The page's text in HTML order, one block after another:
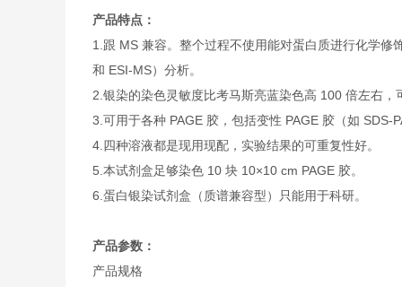
产品特点：
1.跟 MS 兼容。整个过程不使用能对蛋白质进行化学
和 ESI-MS）分析。
2.银染的染色灵敏度比考马斯亮蓝染色高 100 倍左右
3.可用于各种 PAGE 胶，包括变性 PAGE 胶（如
4.四种溶液都是现用现配，实验结果的可重复性好。
5.本试剂盒足够染色 10 块 10×10 cm PAGE 胶。
6.蛋白银染试剂盒（质谱兼容型）只能用于科研。
产品参数：
产品规格